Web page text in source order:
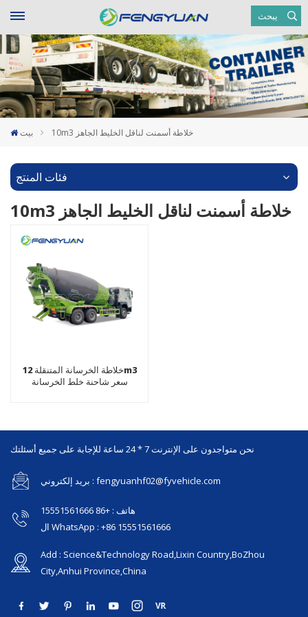
يبحث
بيت 10m3 خلاطة أسمنت لناقل الخليط الجاهز
فئات المنتج
10m3 خلاطة أسمنت لناقل الخليط الجاهز
خلاطة الخرسانة المتنقلة 12m3
سعر شاحنة خلط الخرسانة
نحن متواجدون على الإنترنت 7 * 24 ساعة للإجابة على جميع أسئلتك
بريد إلكتروني : fengyuanhf02@fyvehicle.com
هاتف : +86 15551561666
ال WhatsApp : +86 15551561666
Add : Science&Technology Road,Lixin Country,BoZhou
City,Anhui Province,China